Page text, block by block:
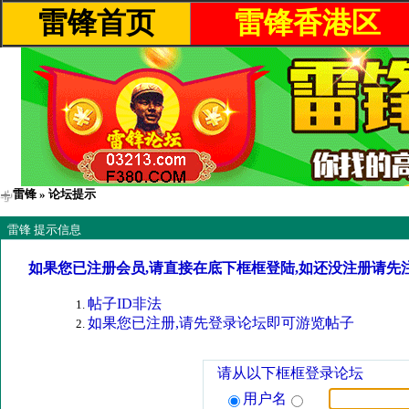
雷锋首页 雷锋香港区
雷锋 » 论坛提示
雷锋 提示信息
如果您已注册会员,请直接在底下框框登陆,如还没注册请先
帖子ID非法
如果您已注册,请先登录论坛即可游览帖子
请从以下框框登录论坛
用户名